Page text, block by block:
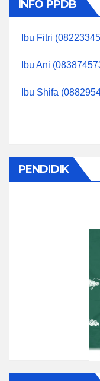
INFO PPDB
Ibu Fitri
Ibu Ani
Ibu Shifa
PENDIDIK